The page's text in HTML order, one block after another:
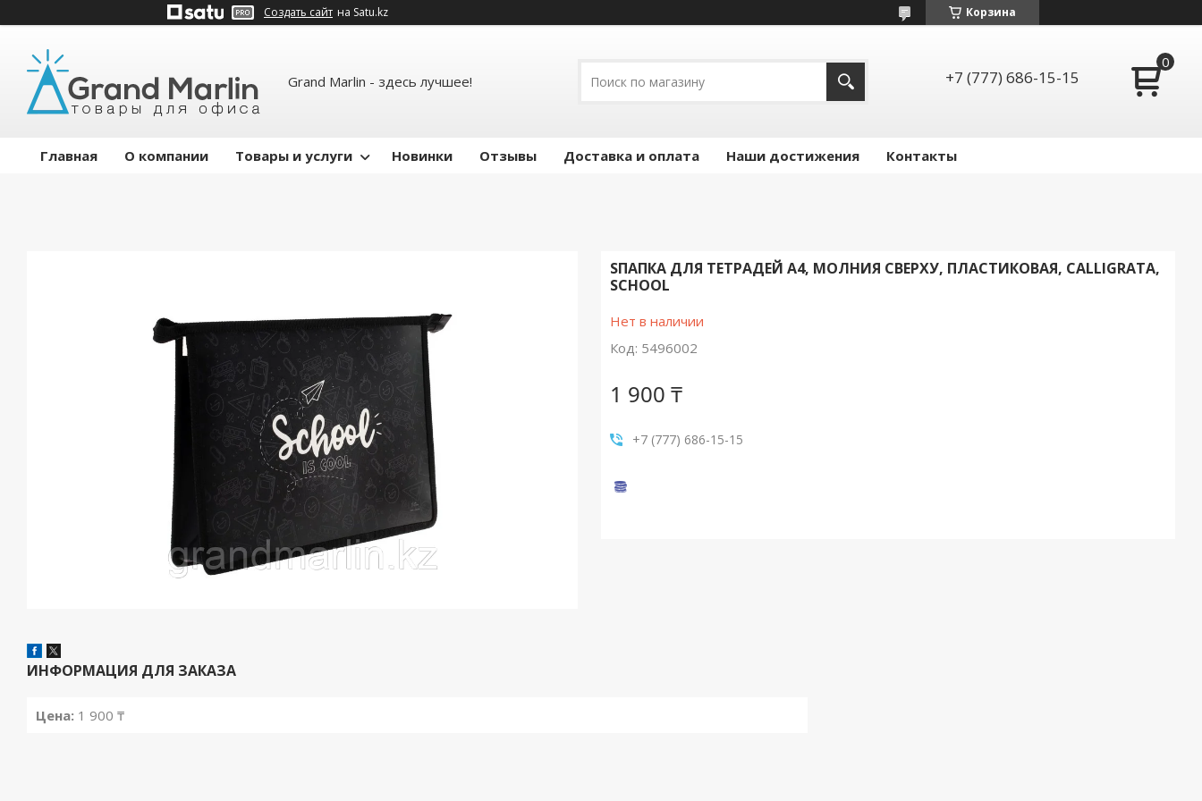
Создать сайт на Satu.kz Корзина
Grand Marlin - здесь лучшее! +7 (777) 686-15-15
Главная О компании Товары и услуги Новинки Отзывы Доставка и оплата Наши достижения Контакты
SПАПКА ДЛЯ ТЕТРАДЕЙ А4, МОЛНИЯ СВЕРХУ, ПЛАСТИКОВАЯ, CALLIGRATA,
SCHOOL
Нет в наличии
Код: 5496002
1 900 ₸
+7 (777) 686-15-15
ИНФОРМАЦИЯ ДЛЯ ЗАКАЗА
Цена: 1 900 ₸